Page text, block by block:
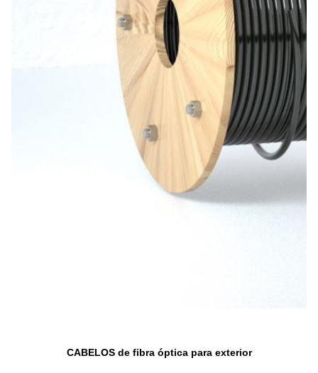
CABELOS de fibra óptica para exterior